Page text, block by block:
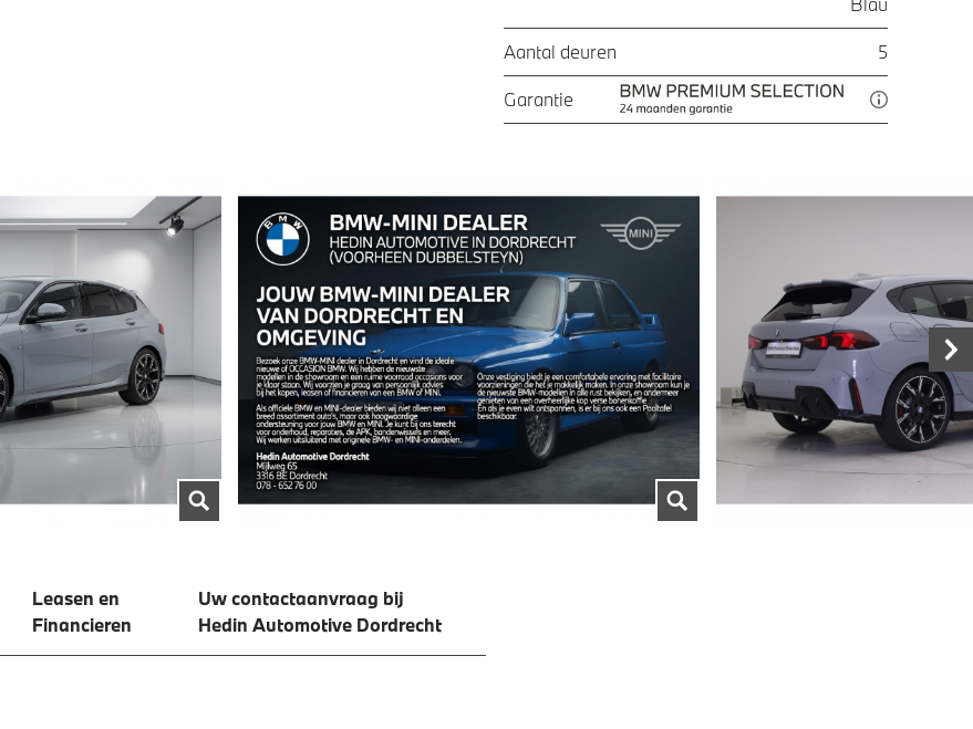
Aantal deuren 5
Garantie
Leasen en
Financieren
Uw contactaanvraag bij
Hedin Automotive Dordrecht